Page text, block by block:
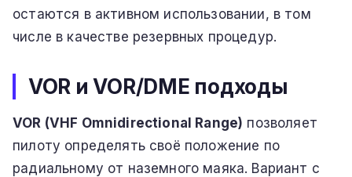
остаются в активном использовании, в том
числе в качестве резервных процедур.
VOR и VOR/DME подходы
VOR (VHF Omnidirectional Range) позволяет
пилоту определять своё положение по
радиальному от наземного маяка. Вариант с